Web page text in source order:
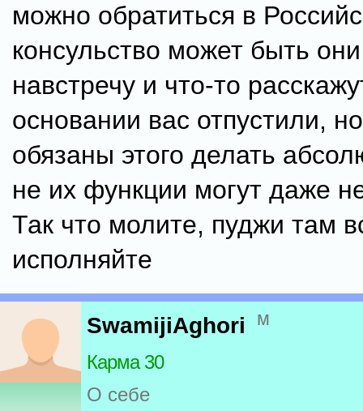
можно обратиться в
консульство может быть
навстречу и что-то
основании вас отпустили,
обязаны этого делать
не их функции могут даже
Так что молите, пуджи там
исполняйте
SwamijiAghori м
Карма 30
О себе